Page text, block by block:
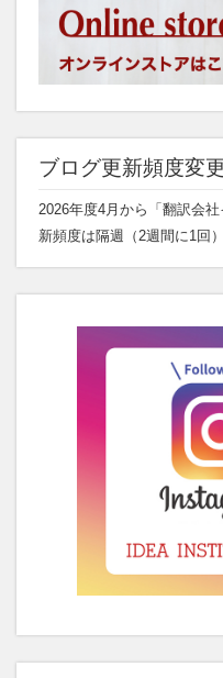
ブログ更新頻度変
2026年度4月から「翻訳会
新頻度は隔週（2週間に1回